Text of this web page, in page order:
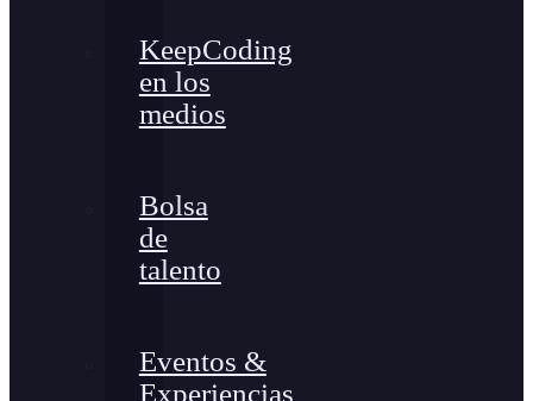
KeepCoding
en los
medios
Bolsa
de
talento
Eventos &
Experiencias